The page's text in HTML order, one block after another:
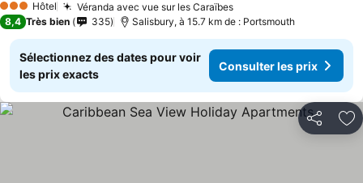
3 ÉtoilesHôtel Véranda avec vue sur les CaraïbesConsulter les prix
8,4 Très bien 335 Salisbury, à 15.7 km de : Portsmouth
Sélectionnez des dates pour voir
les prix exacts
Consulter les prix
Partager